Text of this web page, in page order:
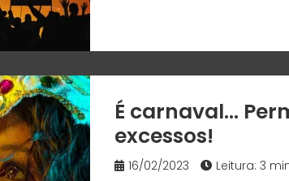
É carnaval…
excessos!
16/02/2023
Leitura: 3